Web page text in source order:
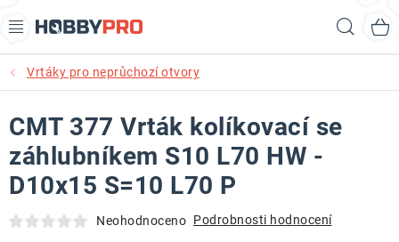
na
AKCE
PRODUKTY
PRODUKTY RECORD POWER
PRODUKTY BENET
Vrtáky pro neprůchozí otvory
CMT 377 Vrták kolíkovací se
záhlubníkem S10 L70 HW -
D10x15 S=10 L70 P
Neohodnoceno Podrobnosti hodnocení